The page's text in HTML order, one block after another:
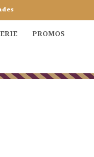
PROMOS